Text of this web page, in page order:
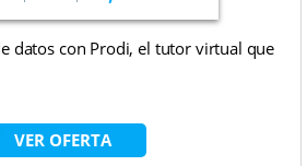
datos con Prodi, el tutor virtual que
VER OFERTA